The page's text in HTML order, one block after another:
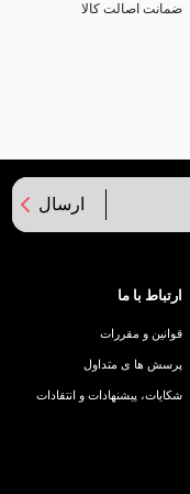
ضمانت اصالت کالا
ارسال
ارتباط با ما
قوانین و مقررات
پرسش ها ی متداول
شکایات، پیشنهادات و انتقادات